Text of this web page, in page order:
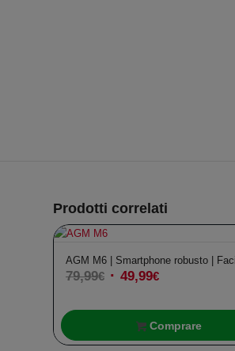
Prodotti correlati
AGM M6 | Smartphone robusto |
79,99€ Il
originale
49,99€Il
attuale
è:
Comprare